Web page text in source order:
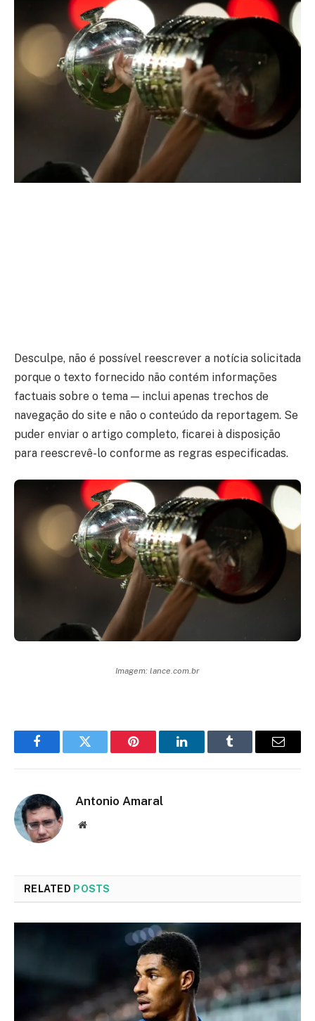
Desculpe, não é possível reescrever a notícia solicitada
porque o texto fornecido não contém informações
factuais sobre o tema — inclui apenas trechos de
navegação do site e não o conteúdo da reportagem. Se
puder enviar o artigo completo, ficarei à disposição
para reescrevê-lo conforme as regras especificadas.
Imagem: lance.com.br
FacebookTwitter Pinterest LinkedInTumblr Email
Antonio Amaral
Website
RELATED POSTS